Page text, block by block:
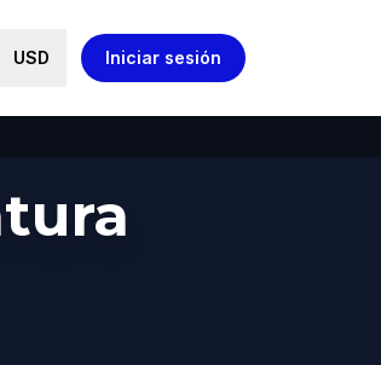
USD Iniciar sesión